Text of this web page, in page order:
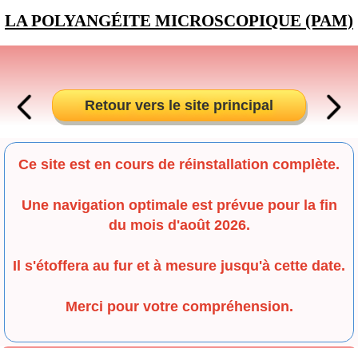
LA POLYANGÉITE MICROSCOPIQUE (PAM)
Retour vers le site principal
Ce site est en cours de réinstallation complète.
Une navigation optimale est prévue pour la fin
du mois d'août 2026.
Il s'étoffera au fur et à mesure jusqu'à cette date.
Merci pour votre compréhension.